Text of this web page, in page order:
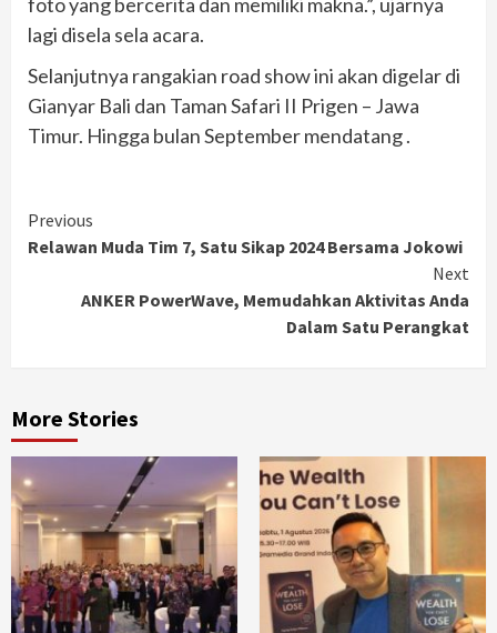
lagi disela sela acara.
Selanjutnya rangakian road show ini akan digelar di
Gianyar Bali dan Taman Safari II Prigen – Jawa
Timur. Hingga bulan September mendatang .
Continue
Reading
Previous
Relawan Muda Tim 7, Satu Sikap 2024 Bersama Jokowi
Next
ANKER PowerWave, Memudahkan Aktivitas Anda
Dalam Satu Perangkat
More Stories